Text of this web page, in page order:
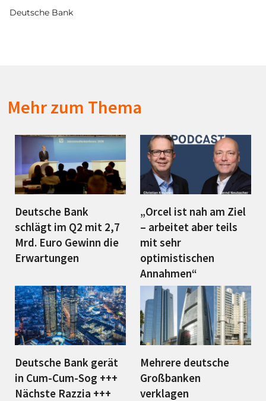
Deutsche Bank
Mehr zum Thema
Deutsche Bank
schlägt im Q2 mit 2,7
Mrd. Euro Gewinn die
Erwartungen
„Orcel ist nah am Ziel
– arbeitet aber teils
mit sehr
optimistischen
Annahmen“
Deutsche Bank gerät
in Cum-Cum-Sog +++
Nächste Razzia +++
Mehrere deutsche
Großbanken
verklagen